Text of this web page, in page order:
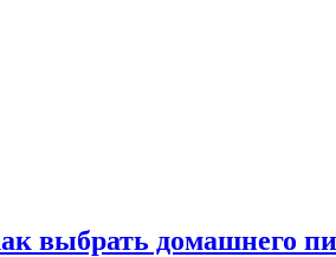
выбрать домашнего